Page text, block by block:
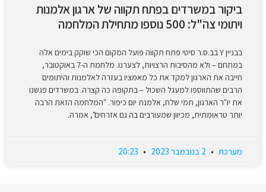
ביקור במשרדים בפתח תקווה של ארגון אלמנות
ויתומי צה"ל: 500 נוספו מתחילת המלחמה
בבניין Y בב.ס.ר סיטי פתח תקווה פועל המקום הכי שוקק בימים אלה
במתחם – ולא מהסיבות הרצויות, לצערנו. מלחמת ה-7 באוקטובר,
חייבה את הארגון למקד את כל מאמציו בעזרה לאלמנות והיתומים
הרבים שהתווספו למעגל השכול – בתקופה כה קצרה. במשרדים פגשנו
את יו"ר הארגון, תמי שלח, אלמנת יום כיפור. "המלחמה הזאת הרבה
יותר טראומתית, מכיוון שמעורבים בה גם אזרחים", אמרה.
מערכת